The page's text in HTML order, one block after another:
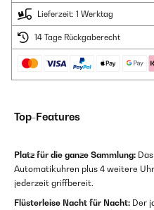
Lieferzeit: 1 Werktag
14 Tage Rückgaberecht
Top-Features
Platz für die ganze Sammlung:
Automatikuhren plus 4 weitere
jederzeit griffbereit.
Flüsterleise Nacht für Nacht: Der